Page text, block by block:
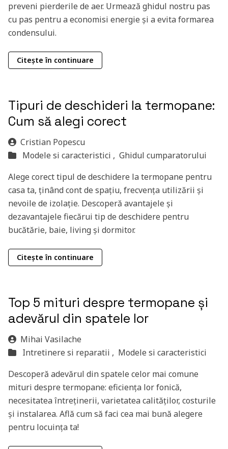
preveni pierderile de aer. Urmează ghidul nostru pas
cu pas pentru a economisi energie și a evita formarea
condensului.
Citește în continuare
Tipuri de deschideri la termopane:
Cum să alegi corect
Cristian Popescu
Modele si caracteristici , Ghidul cumparatorului
Alege corect tipul de deschidere la termopane pentru
casa ta, ținând cont de spațiu, frecvența utilizării și
nevoile de izolație. Descoperă avantajele și
dezavantajele fiecărui tip de deschidere pentru
bucătărie, baie, living și dormitor.
Citește în continuare
Top 5 mituri despre termopane și
adevărul din spatele lor
Mihai Vasilache
Intretinere si reparatii , Modele si caracteristici
Descoperă adevărul din spatele celor mai comune
mituri despre termopane: eficiența lor fonică,
necesitatea întreținerii, varietatea calităților, costurile
și instalarea. Află cum să faci cea mai bună alegere
pentru locuința ta!